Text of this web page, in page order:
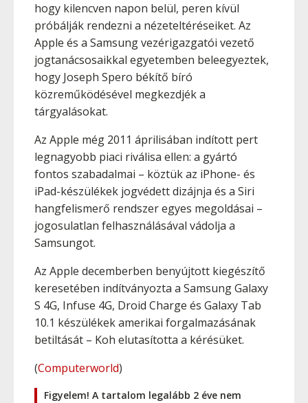
hogy kilencven napon belül, peren kívül
próbálják rendezni a nézeteltéréseiket. Az
Apple és a Samsung vezérigazgatói vezető
jogtanácsosaikkal egyetemben beleegyeztek,
hogy Joseph Spero békítő bíró
közreműködésével megkezdjék a
tárgyalásokat.
Az Apple még 2011 áprilisában indított pert
legnagyobb piaci riválisa ellen: a gyártó
fontos szabadalmai – köztük az iPhone- és
iPad-készülékek jogvédett dizájnja és a Siri
hangfelismerő rendszer egyes megoldásai –
jogosulatlan felhasználásával vádolja a
Samsungot.
Az Apple decemberben benyújtott kiegészítő
keresetében indítványozta a Samsung Galaxy
S 4G, Infuse 4G, Droid Charge és Galaxy Tab
10.1 készülékek amerikai forgalmazásának
betiltását – Koh elutasította a kérésüket.
(Computerworld)
Figyelem! A tartalom legalább 2 éve nem